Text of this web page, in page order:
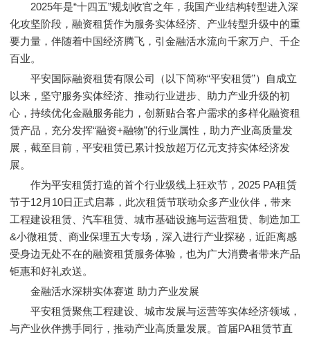
2025年是“十四五”规划收官之年，我国产业结构转型进入深
化攻坚阶段，融资租赁作为服务实体经济、产业转型升级中的重
要力量，伴随着中国经济腾飞，引金融活水流向千家万户、千企
百业。
平安国际融资租赁有限公司（以下简称“平安租赁”）自成立
以来，坚守服务实体经济、推动行业进步、助力产业升级的初
心，持续优化金融服务能力，创新贴合客户需求的多样化融资租
赁产品，充分发挥“融资+融物”的行业属性，助力产业高质量发
展，截至目前，平安租赁已累计投放超万亿元支持实体经济发
展。
作为平安租赁打造的首个行业级线上狂欢节，2025 PA租赁
节于12月10日正式启幕，此次租赁节联动众多产业伙伴，带来
工程建设租赁、汽车租赁、城市基础设施与运营租赁、制造加工
&小微租赁、商业保理五大专场，深入进行产业探秘，近距离感
受身边无处不在的融资租赁服务体验，也为广大消费者带来产品
钜惠和好礼欢送。
金融活水深耕实体赛道 助力产业发展
平安租赁聚焦工程建设、城市发展与运营等实体经济领域，
与产业伙伴携手同行，推动产业高质量发展。首届PA租赁节直